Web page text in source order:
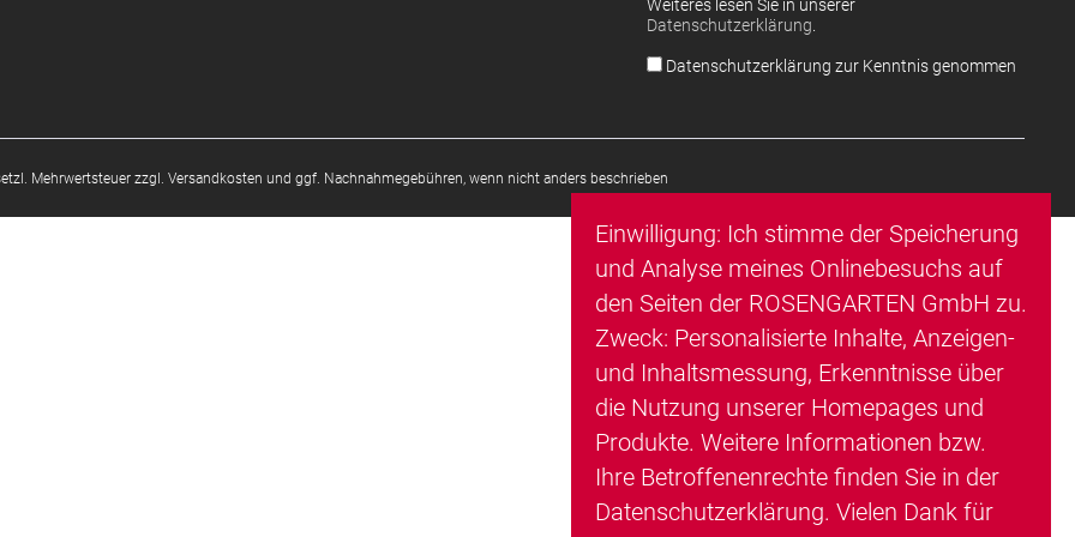
Weiteres lesen Sie in unserer
Datenschutzerklärung.
Datenschutzerklärung zur Kenntnis genommen
Mehrwertsteuer zzgl. Versandkosten und ggf. Nachnahmegebühren, wenn nicht anders beschrieben
Einwilligung: Ich stimme der Speicherung
und Analyse meines Onlinebesuchs auf
den Seiten der ROSENGARTEN GmbH zu.
Zweck: Personalisierte Inhalte, Anzeigen-
und Inhaltsmessung, Erkenntnisse über
die Nutzung unserer Homepages und
Produkte. Weitere Informationen bzw.
Ihre Betroffenenrechte finden Sie in der
Datenschutzerklärung. Vielen Dank für